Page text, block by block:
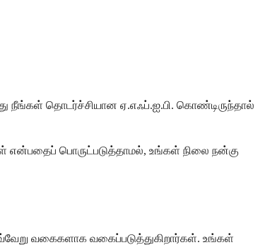
நீங்கள் தொடர்ச்சியான ஏ.எஃப்.ஐ.பி. கொண்டிருந்தால்
என்பதைப் பொருட்படுத்தாமல், உங்கள் நிலை நன்கு
வகைகளாக வகைப்படுத்துகிறார்கள். உங்கள்